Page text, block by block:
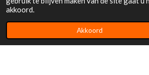
akkoord.
Akkoord
HANDIGE LINKS
FAQ